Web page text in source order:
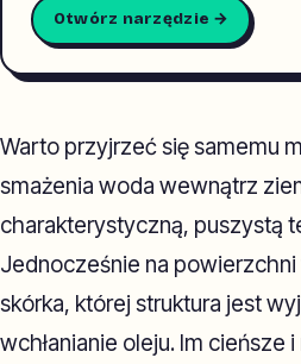
Otwórz narzędzie →
Warto przyjrzeć się samemu
smażenia woda wewnątrz
charakterystyczną, puszystą
Jednocześnie na
skórka, której struktura jest
wchłanianie oleju. Im cieńsze